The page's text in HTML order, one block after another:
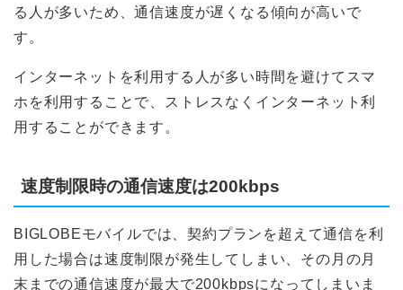
る人が多いため、通信速度が遅くなる傾向が高いで
す。
インターネットを利用する人が多い時間を避けてスマ
ホを利用することで、ストレスなくインターネット利
用することができます。
速度制限時の通信速度は200kbps
BIGLOBEモバイルでは、契約プランを超えて通信を利
用した場合は速度制限が発生してしまい、その月の月
末までの通信速度が最大で200kbpsになってしまいま